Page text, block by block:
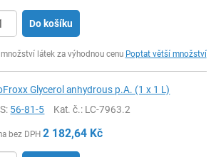
Do košíku
látek za výhodnou cenu Poptat větší množství
Glycerol anhydrous p.A. (1 x 1 L)
56-81-5 Kat. č.: LC-7963.2
bez DPH 2 182,64 Kč